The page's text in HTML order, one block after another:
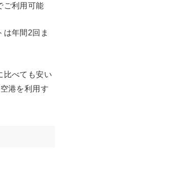
ご利用可能
年間2回ま
比べても安い
港を利用す